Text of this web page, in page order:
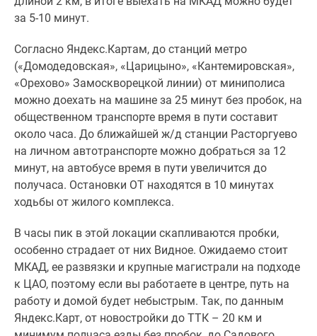
за 5-10 минут.
Согласно Яндекс.Картам, до станций метро
(«Домодедовская», «Царицыно», «Кантемировская»,
«Орехово» Замоскворецкой линии) от миниполиса
можно доехать на машине за 25 минут без пробок, на
общественном транспорте время в пути составит
около часа. До ближайшей ж/д станции Расторгуево
на личном автотранспорте можно добраться за 12
минут, на автобусе время в пути увеличится до
получаса. Остановки ОТ находятся в 10 минутах
ходьбы от жилого комплекса.
В часы пик в этой локации скапливаются пробки,
особенно страдает от них Видное. Ожидаемо стоит
МКАД, ее развязки и крупные магистрали на подходе
к ЦАО, поэтому если вы работаете в центре, путь на
работу и домой будет небыстрым. Так, по данным
Яндекс.Карт, от новостройки до ТТК – 20 км и